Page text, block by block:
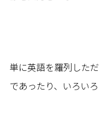
単に英語を羅列した
であったり、いろい